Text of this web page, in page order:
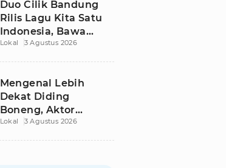
Duo Cilik Bandung
Rilis Lagu Kita Satu
Indonesia, Bawa
Pesan Persatuan
Lokal 3 Agustus 2026
Mengenal Lebih
Dekat Diding
Boneng, Aktor
Legendaris yang
Lokal 3 Agustus 2026